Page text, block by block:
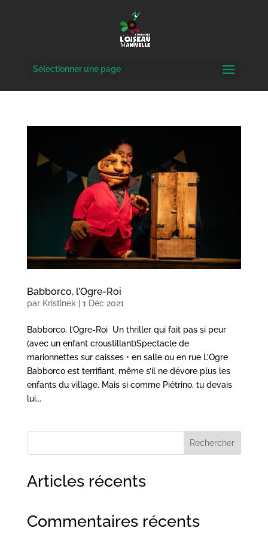
Sélectionner une page
Babborco, l’Ogre-Roi
par Kristinek 1 Déc 2021
Babborco, l’Ogre-Roi Un thriller qui fait pas si peur
(avec un enfant croustillant)Spectacle de
marionnettes sur caisses • en salle ou en rue L’Ogre
Babborco est terrifiant, même s’il ne dévore plus les
enfants du village. Mais si comme Piétrino, tu devais
lui...
Rechercher
Articles récents
Commentaires récents